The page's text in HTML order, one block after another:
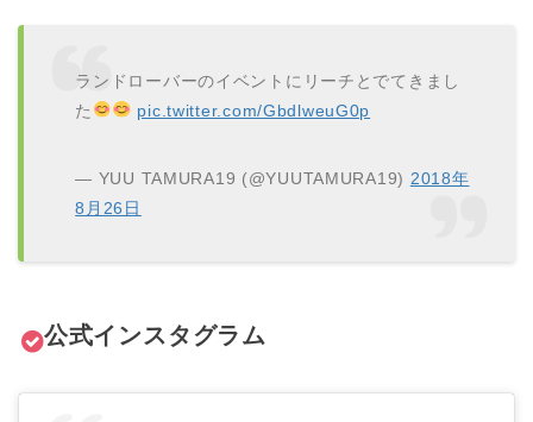
ランドローバーのイベントにリーチとでてきまし
た
pic.twitter.com/GbdlweuG0p
— YUU TAMURA19 (@YUUTAMURA19) 2018年
8月26日
公式インスタグラム